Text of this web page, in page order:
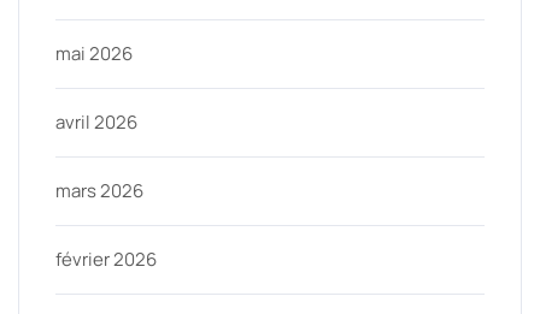
mai 2026
avril 2026
mars 2026
février 2026